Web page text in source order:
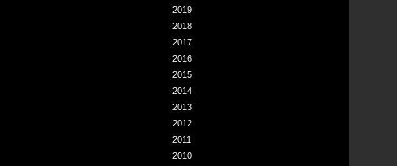
2019
2018
2017
2016
2015
2014
2013
2012
2011
2010